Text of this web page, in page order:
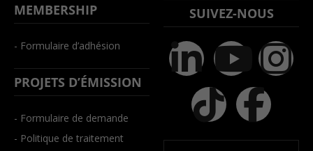
MEMBERSHIP
- Formulaire d’adhésion
PROJETS D’ÉMISSION
- Formulaire de demande
- Politique de traitement
SUIVEZ-NOUS